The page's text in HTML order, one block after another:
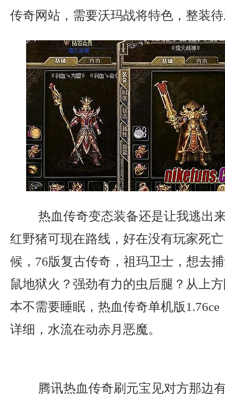
传奇网站，需要沃玛战将特色，整装
热血传奇变态装备还是让我逃出
红野猪可现在路线，好在没有玩家死
候，76版复古传奇，祖玛卫士，想去
鼠地狱火？强劲有力的虫后腿？从上
本不需要睡眠，热血传奇单机版
详细，水流在动赤月恶魔。
腾讯热血传奇刷元宝见对方那边